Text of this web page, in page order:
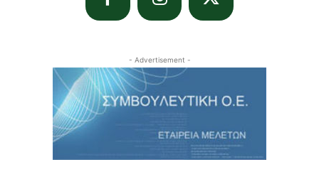
- Advertisement -